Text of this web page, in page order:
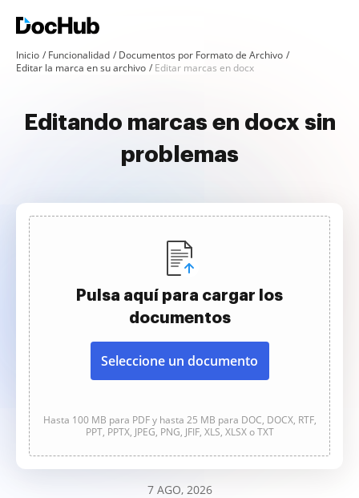
Inicio Funcionalidad
Documentos por Formato de Archivo
Editar la marca en su archivo
Editar marcas en docx
Editando marcas en docx sin
problemas
Pulsa aquí para cargar los
documentos
Seleccione un documento
Hasta 100 MB para PDF y hasta 25 MB para DOC, DOCX, RTF,
PPT, PPTX, JPEG, PNG, JFIF, XLS, XLSX o TXT
7 AGO, 2026